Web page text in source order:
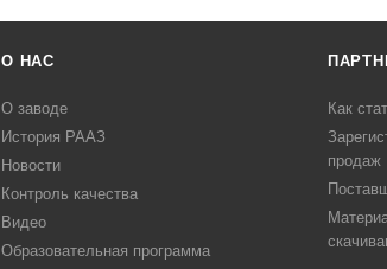
О НАC
О заводе
История РААЗ
Новости
Контроль качества
Видео
Образовательная программа
Как
продаж